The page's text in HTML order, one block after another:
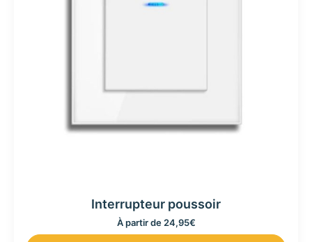
Interrupteur poussoir
À partir de 24,95€